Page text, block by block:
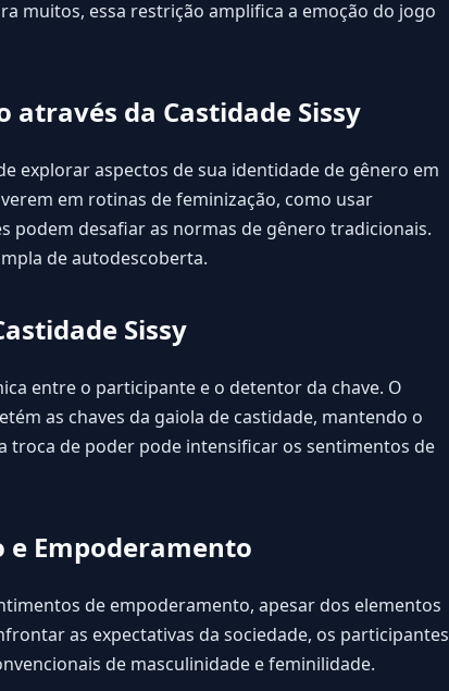
muitos, essa restrição amplifica a emoção do jogo
através da Castidade Sissy
explorar aspectos de sua identidade de gênero em
em rotinas de feminização, como usar
podem desafiar as normas de gênero tradicionais.
de autodescoberta.
Sissy
entre o participante e o detentor da chave. O
as chaves da gaiola de castidade, mantendo o
troca de poder pode intensificar os sentimentos de
e Empoderamento
de empoderamento, apesar dos elementos
as expectativas da sociedade, os participantes
de masculinidade e feminilidade.